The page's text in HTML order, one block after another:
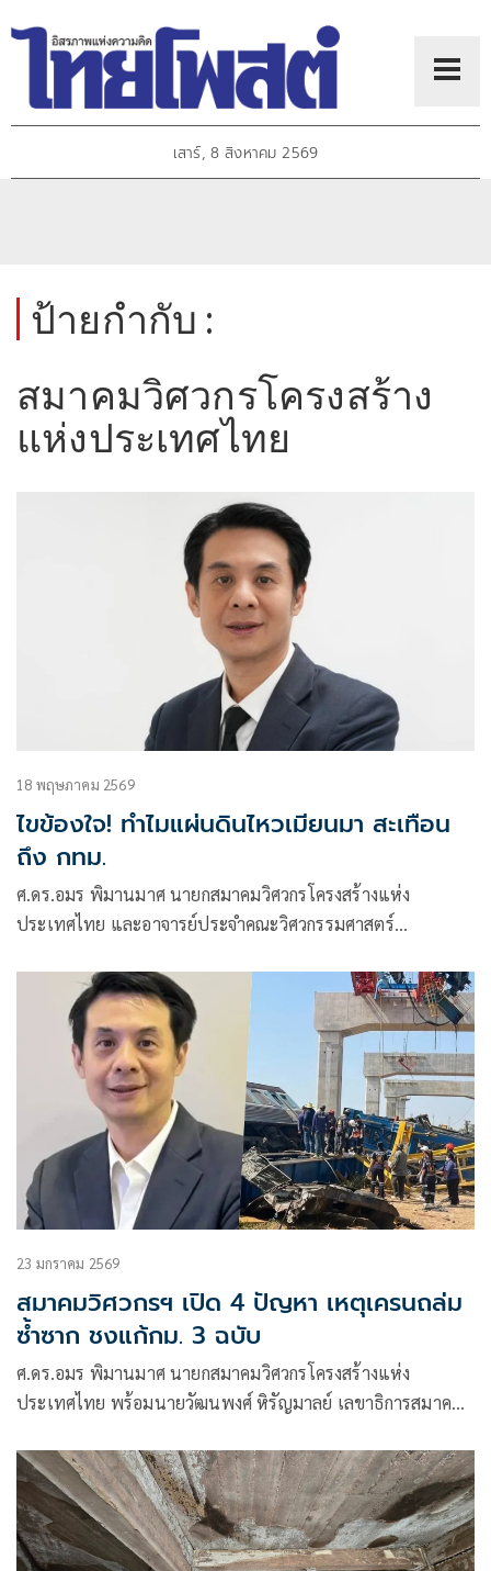
เสาร์, 8 สิงหาคม 2569
ป้ายกำกับ :
สมาคมวิศวกรโครงสร้าง
แห่งประเทศไทย
18 พฤษภาคม 2569
ไขข้องใจ! ทำไมแผ่นดินไหวเมียนมา สะเทือน
ถึง กทม.
ศ.ดร.อมร พิมานมาศ นายกสมาคมวิศวกรโครงสร้างแห่ง
ประเทศไทย และอาจารย์ประจำคณะวิศวกรรมศาสตร์
ขนาด 5.3
23 มกราคม 2569
สมาคมวิศวกรฯ เปิด 4 ปัญหา เหตุเครนถล่ม
ซ้ำซาก ชงแก้กม. 3 ฉบับ
ศ.ดร.อมร พิมานมาศ นายกสมาคมวิศวกรโครงสร้างแห่ง
ประเทศไทย พร้อมนายวัฒนพงศ์ หิรัญมาลย์ เลขาธิการสมาคมฯ